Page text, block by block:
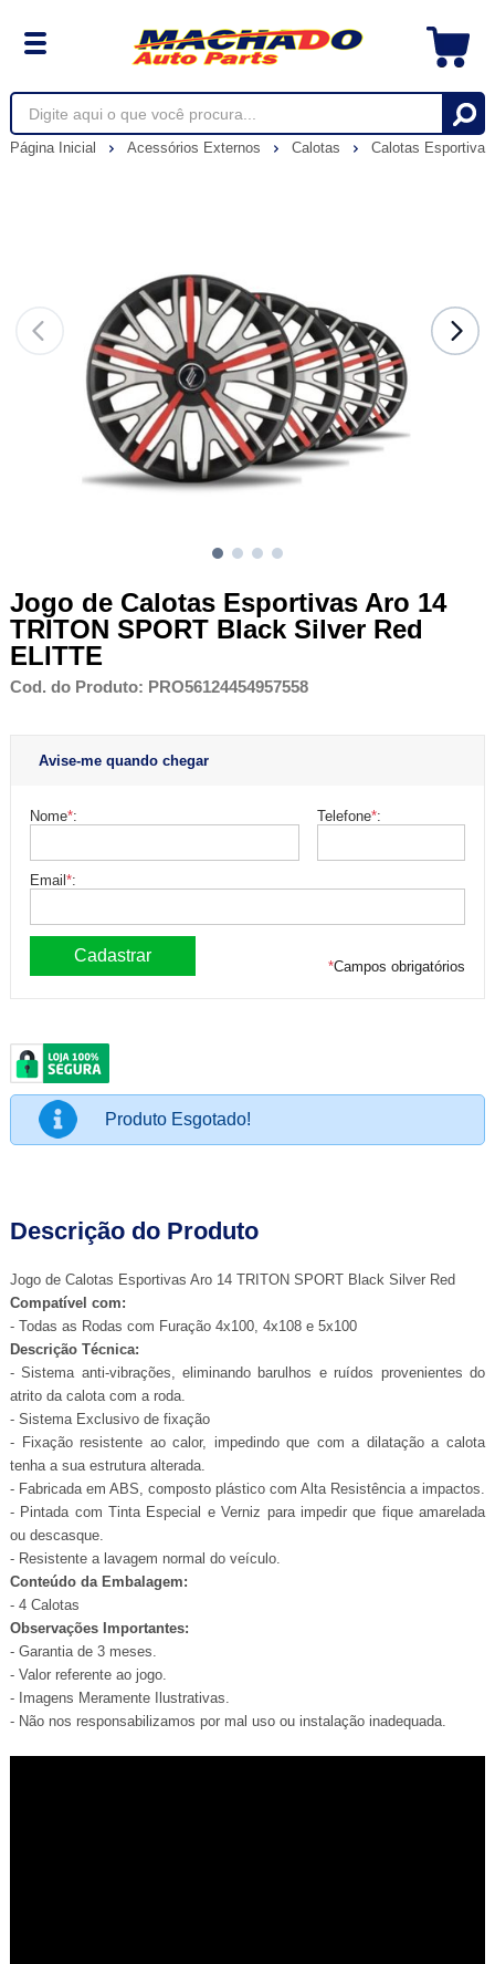
Página Inicial Acessórios Externos Calotas Calotas Esportiva
Jogo de Calotas Esportivas Aro 14
TRITON SPORT Black Silver Red
ELITTE
Cod. do Produto: PRO56124454957558
Avise-me quando chegar
Nome*: Telefone*:
Email*:
*Campos obrigatórios
Produto Esgotado!
Descrição do Produto
Jogo de Calotas Esportivas Aro 14 TRITON SPORT Black Silver Red
Compatível com:
- Todas as Rodas com Furação 4x100, 4x108 e 5x100
Descrição Técnica:
- Sistema anti-vibrações, eliminando barulhos e ruídos provenientes do
atrito da calota com a roda.
- Sistema Exclusivo de fixação
- Fixação resistente ao calor, impedindo que com a dilatação a calota
tenha a sua estrutura alterada.
- Fabricada em ABS, composto plástico com Alta Resistência a impactos.
- Pintada com Tinta Especial e Verniz para impedir que fique amarelada
ou descasque.
- Resistente a lavagem normal do veículo.
Conteúdo da Embalagem:
- 4 Calotas
Observações Importantes:
- Garantia de 3 meses.
- Valor referente ao jogo.
- Imagens Meramente Ilustrativas.
- Não nos responsabilizamos por mal uso ou instalação inadequada.